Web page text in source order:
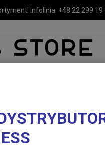
Infolinia: +48 22 299 19
TEKSTYLIA I
5-częściowy Riess Teal –